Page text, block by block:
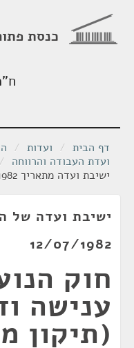
כנסת
דף הבית / ועדות /
ועדת העבודה והרווחה /
ישיבת ועדה מתאריך 12/07/1982
12/07/1982
חוק
ענישה